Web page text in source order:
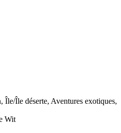
Île/Île déserte, Aventures exotiques,
Wit